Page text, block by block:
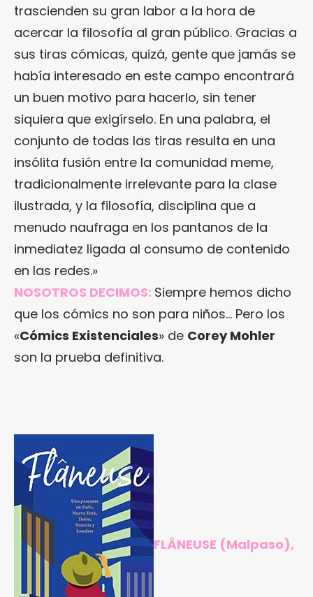
trascienden su gran labor a la hora de
acercar la filosofía al gran público. Gracias a
sus tiras cómicas, quizá, gente que jamás se
había interesado en este campo encontrará
un buen motivo para hacerlo, sin tener
siquiera que exigírselo. En una palabra, el
conjunto de todas las tiras resulta en una
insólita fusión entre la comunidad meme,
tradicionalmente irrelevante para la clase
ilustrada, y la filosofía, disciplina que a
menudo naufraga en los pantanos de la
inmediatez ligada al consumo de contenido
en las redes.»
NOSOTROS DECIMOS: Siempre hemos dicho
que los cómics no son para niños… Pero los
«Cómics Existenciales» de Corey Mohler
son la prueba definitiva.
FLÂNEUSE (Malpaso),